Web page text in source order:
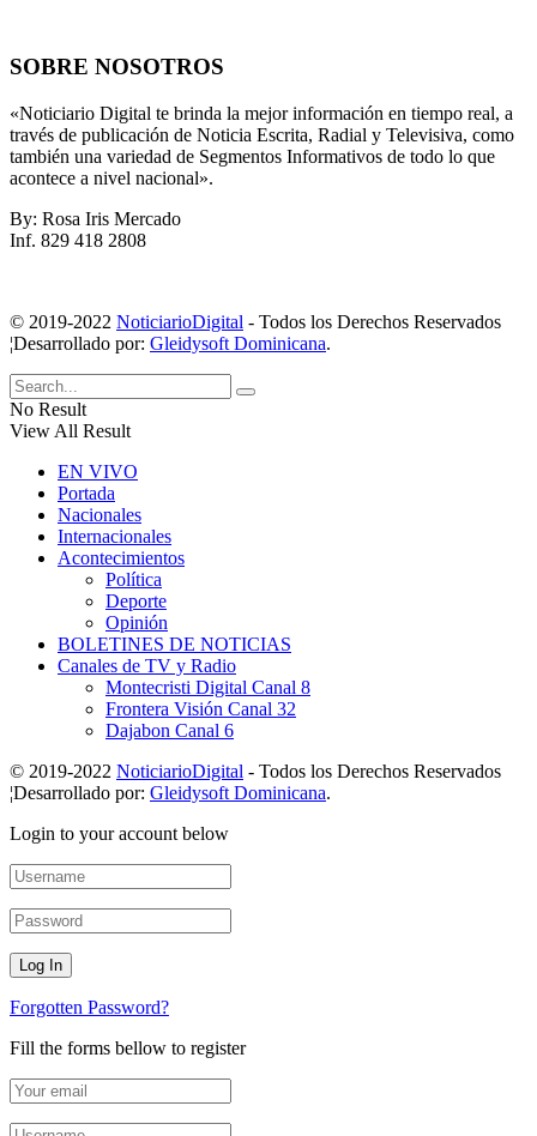
SOBRE NOSOTROS
«Noticiario Digital te brinda la mejor información en tiempo real, a
través de publicación de Noticia Escrita, Radial y Televisiva, como
también una variedad de Segmentos Informativos de todo lo que
acontece a nivel nacional».
By: Rosa Iris Mercado
Inf. 829 418 2808
© 2019-2022 NoticiarioDigital - Todos los Derechos Reservados
¦Desarrollado por: Gleidysoft Dominicana.
No Result
View All Result
EN VIVO
Portada
Nacionales
Internacionales
Acontecimientos
Política
Deporte
Opinión
BOLETINES DE NOTICIAS
Canales de TV y Radio
Montecristi Digital Canal 8
Frontera Visión Canal 32
Dajabon Canal 6
© 2019-2022 NoticiarioDigital - Todos los Derechos Reservados
¦Desarrollado por: Gleidysoft Dominicana.
Login to your account below
Forgotten Password?
Fill the forms bellow to register